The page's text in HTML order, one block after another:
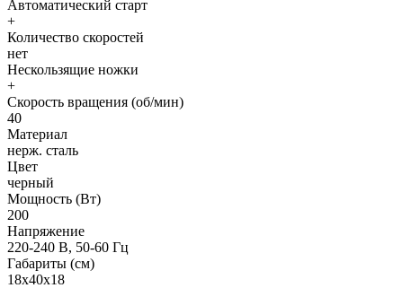
Автоматический старт
+
Количество скоростей
нет
Нескользящие ножки
+
Скорость вращения (об/мин)
40
Материал
нерж. сталь
Цвет
черный
Мощность (Вт)
200
Напряжение
220-240 В, 50-60 Гц
Габариты (см)
18x40x18